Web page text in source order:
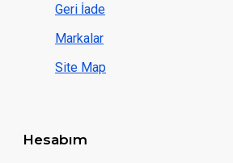
Geri İade
Markalar
Site Map
Hesabım